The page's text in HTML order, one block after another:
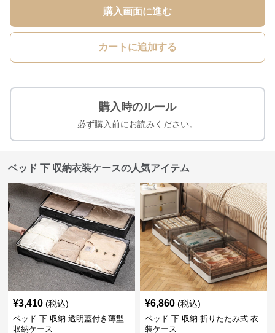
購入画面に進む
カートに追加する
購入時のルール
必ず購入前にお読みください。
ベッド 下 収納衣装ケースの人気アイテム
¥3,410 (税込)
ベッド 下 収納 透明蓋付き薄型
収納ケース
¥6,860 (税込)
ベッド 下 収納 折りたたみ式 衣
装ケース